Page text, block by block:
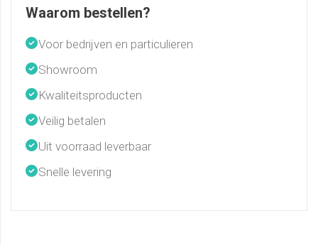
Waarom bestellen?
Voor bedrijven en particulieren
Showroom
Kwaliteitsproducten
Veilig betalen
Uit voorraad leverbaar
Snelle levering